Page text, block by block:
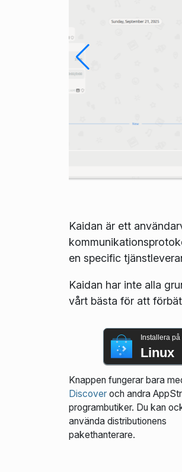
Kaidan är ett
en specific
Kaidan har inte alla
vårt bästa för att
Installera på
Linux
Knappen fungerar bara
Discoveroch andra
programbutiker. Du kan
använda distributionens
pakethanterare.